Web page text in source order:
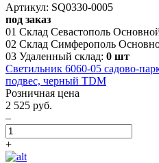
Артикул: SQ0330-0005
под заказ
01 Склад Севастополь
02 Склад Симферополь
03 Удаленный склад: 0 шт
Светильник 6060-05 садово-
подвес, черный TDM
Розничная цена
2 525 руб.
–
+